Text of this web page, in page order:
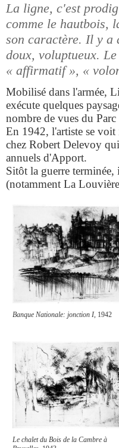
La ligne, c'est
comme le hautbois,
son caractère. Il y a
doux, voluptueux.
« affirmatif », «
Mobilisé dans l'armée,
exécute quelques
nombre de vues du
En 1942, l'artiste se
chez Robert Delevoy
annuels d'Apport.
Sitôt la guerre
(notamment La
Banque Nationale: jonction I, 1942
Le chalet du Bois de la Cambre à